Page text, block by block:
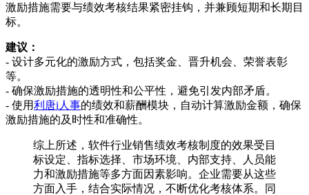
激励措施需要与绩效考核结果紧密挂钩，并兼顾短期和长期目
标。
建议：
- 设计多元化的激励方式，包括奖金、晋升机会、荣誉表彰
等。
- 确保激励措施的透明性和公平性，避免引发内部矛盾。
- 使用利唐i人事的绩效和薪酬模块，自动计算激励金额，确保
激励措施的及时性和准确性。
综上所述，软件行业销售绩效考核制度的效果受目
标设定、指标选择、市场环境、内部支持、人员能
力和激励措施等多方面因素影响。企业需要从这些
方面入手，结合实际情况，不断优化考核体系。同